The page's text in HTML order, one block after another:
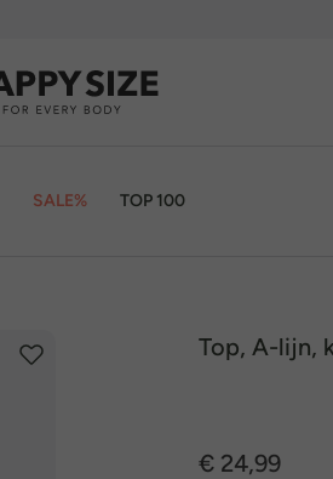
SALE% TOP 100
Top, A-lijn,
€ 24,99